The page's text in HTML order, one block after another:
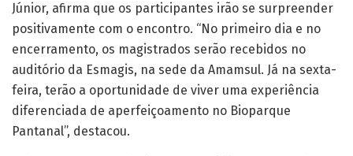
Júnior, afirma que os participantes irão se surpreender
positivamente com o encontro. “No primeiro dia e no
encerramento, os magistrados serão recebidos no
auditório da Esmagis, na sede da Amamsul. Já na sexta-
feira, terão a oportunidade de viver uma experiência
diferenciada de aperfeiçoamento no Bioparque
Pantanal”, destacou.